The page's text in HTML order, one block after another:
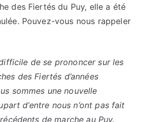
des Fiertés du Puy, elle a été
Pouvez-vous nous rappeler
difficile de se prononcer sur les
des Fiertés d’années
sommes une nouvelle
d’entre nous n’ont pas fait
de marche au Puy.